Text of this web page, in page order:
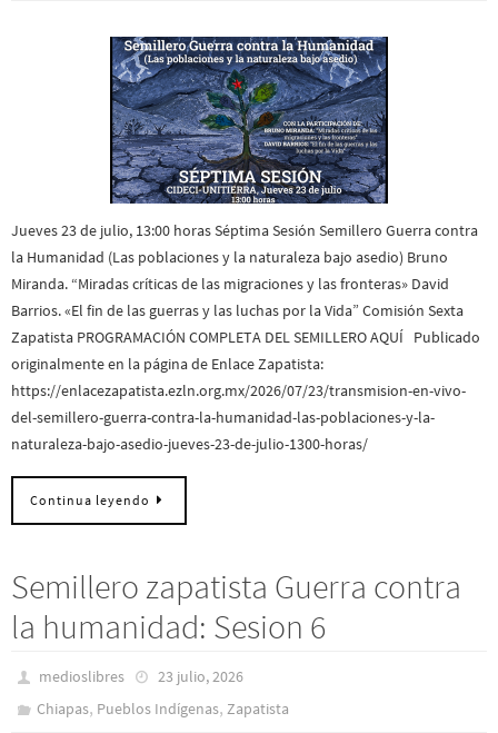
Jueves 23 de julio, 13:00 horas Séptima Sesión Semillero Guerra contra
la Humanidad (Las poblaciones y la naturaleza bajo asedio) Bruno
Miranda. “Miradas críticas de las migraciones y las fronteras» David
Barrios. «El fin de las guerras y las luchas por la Vida” Comisión Sexta
Zapatista PROGRAMACIÓN COMPLETA DEL SEMILLERO AQUÍ Publicado
originalmente en la página de Enlace Zapatista:
https://enlacezapatista.ezln.org.mx/2026/07/23/transmision-en-vivo-
del-semillero-guerra-contra-la-humanidad-las-poblaciones-y-la-
naturaleza-bajo-asedio-jueves-23-de-julio-1300-horas/
Continua leyendo
Semillero zapatista Guerra contra
la humanidad: Sesion 6
medioslibres
23 julio, 2026
Chiapas, Pueblos Indí­genas,Zapatista